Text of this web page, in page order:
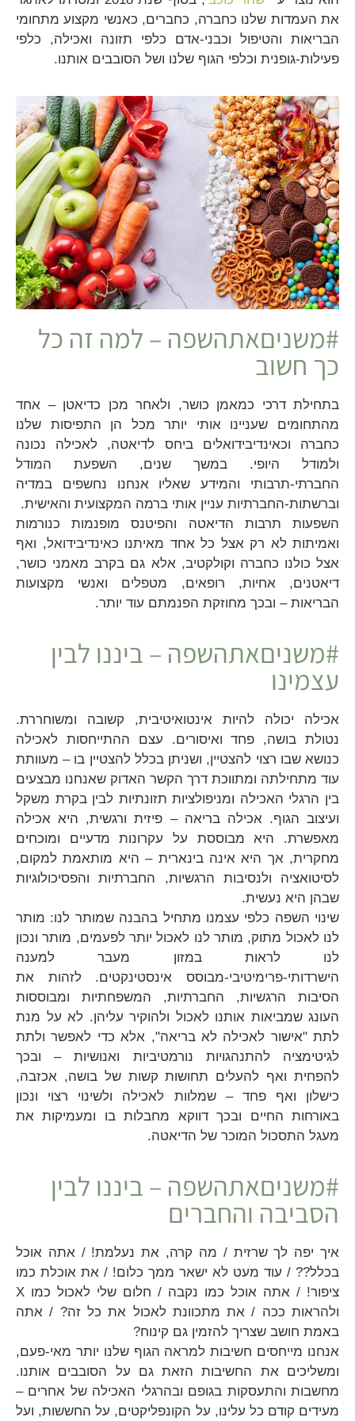
את העמדות שלנו כחברה, כחברים, כאנשי מקצוע מתחומי
הבריאות והטיפול וכבני-אדם כלפי תזונה ואכילה, כלפי
פעילות-גופנית וכלפי הגוף שלנו ושל הסובבים אותנו.
#משניםאתהשפה – למה זה כל
כך חשוב
בתחילת דרכי כמאמן כושר, ולאחר מכן כדיאטן – אחד
מהתחומים שעניינו אותי יותר מכל הן התפיסות שלנו
כחברה וכאינדיבידואלים ביחס לדיאטה, לאכילה נכונה
ולמודל היופי. במשך שנים, השפעת המודל
החברתי-תרבותי והמידע שאליו אנחנו נחשפים במדיה
וברשתות-החברתיות עניין אותי ברמה המקצועית והאישית.
השפעות תרבות הדיאטה והפיטנס מופנמות כנורמות
ואמיתות לא רק אצל כל אחד מאיתנו כאינדיבידואל, ואף
אצל כולנו כחברה וקולקטיב, אלא גם בקרב מאמני כושר,
דיאטנים, אחיות, רופאים, מטפלים ואנשי מקצועות
הבריאות – ובכך מחוזקת הפנמתם עוד יותר.
#משניםאתהשפה – ביננו לבין
עצמינו
אכילה יכולה להיות אינטואיטיבית, קשובה ומשוחררת.
נטולת בושה, פחד ואיסורים. עצם ההתייחסות לאכילה
כנושא שבו רצוי להצטיין, ושניתן בכלל להצטיין בו – מעוותת
עוד מתחילתה ומתווכת דרך הקשר האדוק שאנחנו מבצעים
בין הרגלי האכילה ומניפולציות תזונתיות לבין בקרת משקל
ועיצוב הגוף. אכילה בריאה – פיזית ורגשית, היא אכילה
מאפשרת. היא מבוססת על עקרונות מדעיים ומוכחים
מחקרית, אך היא אינה בינארית – היא מותאמת למקום,
לסיטואציה ולנסיבות הרגשיות, החברתיות והפסיכולוגיות
שבהן היא נעשית.
שינוי השפה כלפי עצמנו מתחיל בהבנה שמותר לנו: מותר
לנו לאכול מתוק, מותר לנו לאכול יותר לפעמים, מותר ונכון
לנו לראות במזון מעבר למענה
הישרדותי-פרימיטיבי-מבוסס אינסטינקטים. לזהות את
הסיבות הרגשיות, החברתיות, המשפחתיות ומבוססות
העונג שמביאות אותנו לאכול ולהוקיר עליהן. לא על מנת
לתת "אישור לאכילה לא בריאה", אלא כדי לאפשר ולתת
לגיטימציה להתנהגויות נורמטיביות ואנושיות – ובכך
להפחית ואף להעלים תחושות קשות של בושה, אכזבה,
כישלון ואף פחד – שמלוות לאכילה ולשינוי רצוי ונכון
באורחות החיים ובכך דווקא מחבלות בו ומעמיקות את
מעגל התסכול המוכר של הדיאטה.
#משניםאתהשפה – ביננו לבין
הסביבה והחברים
איך יפה לך שרזית / מה קרה, את נעלמת! / אתה אוכל
בכלל?? / עוד מעט לא ישאר ממך כלום! / את אוכלת כמו
ציפור! / אתה אוכל כמו נקבה / חלום שלי לאכול כמו X
ולהראות ככה / את מתכוונת לאכול את כל זה? / אתה
באמת חושב שצריך להזמין גם קינוח?
אנחנו מייחסים חשיבות למראה הגוף שלנו יותר מאי-פעם,
ומשליכים את החשיבות הזאת גם על הסובבים אותנו.
מחשבות והתעסקות בגופם ובהרגלי האכילה של אחרים –
מעידים קודם כל עלינו, על הקונפליקטים, על החששות, ועל